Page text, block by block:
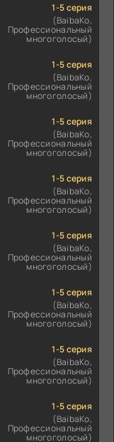
1-5 серия
(BaibaKo,
Профессиональный
многоголосый)
1-5 серия
(BaibaKo,
Профессиональный
многоголосый)
1-5 серия
(BaibaKo,
Профессиональный
многоголосый)
1-5 серия
(BaibaKo,
Профессиональный
многоголосый)
1-5 серия
(BaibaKo,
Профессиональный
многоголосый)
1-5 серия
(BaibaKo,
Профессиональный
многоголосый)
1-5 серия
(BaibaKo,
Профессиональный
многоголосый)
1-5 серия
(BaibaKo,
Профессиональный
многоголосый)